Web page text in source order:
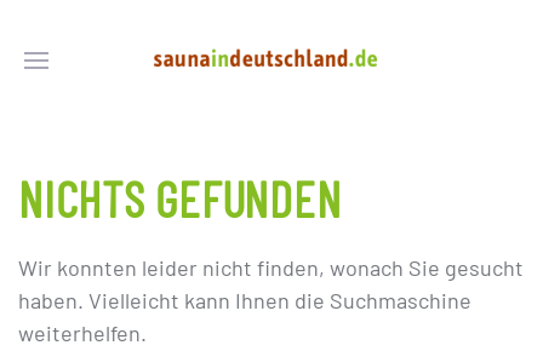
NICHTS GEFUNDEN
Wir konnten leider nicht finden, wonach Sie gesucht
haben. Vielleicht kann Ihnen die Suchmaschine
weiterhelfen.